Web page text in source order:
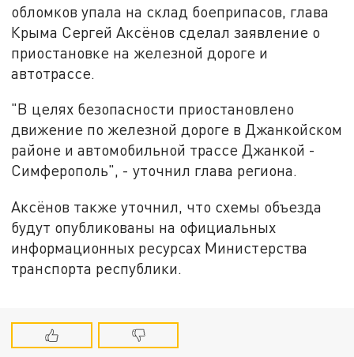
обломков упала на склад боеприпасов, глава
Крыма Сергей Аксёнов сделал заявление о
приостановке на железной дороге и
автотрассе.
"В целях безопасности приостановлено
движение по железной дороге в Джанкойском
районе и автомобильной трассе Джанкой -
Симферополь", - уточнил глава региона.
Аксёнов также уточнил, что схемы объезда
будут опубликованы на официальных
информационных ресурсах Министерства
транспорта республики.